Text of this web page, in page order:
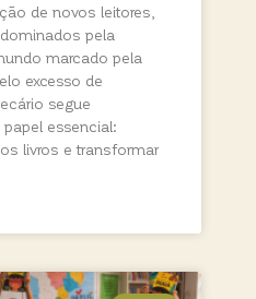
de novos leitores,
pela
marcado pela
excesso de
segue
essencial:
livros e transformar